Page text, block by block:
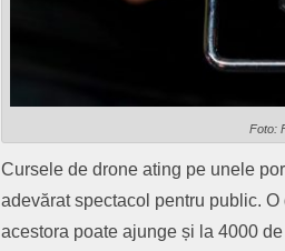
Foto:
Curse le de drone ating pe unele
adevărat spectacol pentru public. O
acestora poate ajunge și la 4000